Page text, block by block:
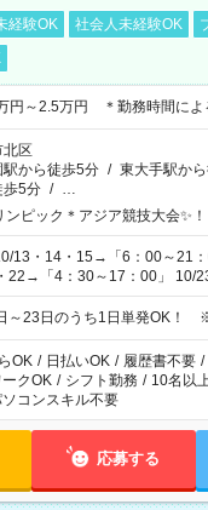
経験OK 社会人未経験OK
円～2.5万円 ＊勤務時間に
区
駅から徒歩5分 / 東大手駅か
歩5分 / …
ンピック＊アジア競技大会✨！
13・14・15→「6：00～21
22→「4：30～17：00」 10/
10/16・17・19～21→「17：
17：00～24：30」 10/23→「
け、などもOKです！
～23日のうち1日単発OK！
OK / 日払いOK / 履歴書不要 /
クOK / シフト勤務 / 10名以
コンスキル不要
応募する